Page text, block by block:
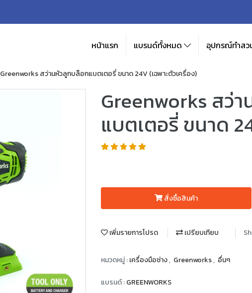
หน้าแรก แบรนด์ทั้งหมด อุปกรณ์ทำสว
Greenworks สว่านหัวลูกบล็อกแบตเตอรี่ ขนาด 24V (เฉพาะตัวเครื่อง)
Greenworks สว่
แบตเตอรี่ ขนาด
สั่งซื้อสินค้า
เพิ่มรายการโปรด เปรียบเทียบ
หมวดหมู่ :เครื่องมือช่าง, Greenworks, อื่นๆ
แบรนด์ :GREENWORKS